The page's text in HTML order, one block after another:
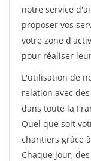
notre service
proposer vos
votre zone
pour réaliser
L'utilisation de
relation avec
dans toute la
Quel que soit
chantiers grâce à
Chaque jour,